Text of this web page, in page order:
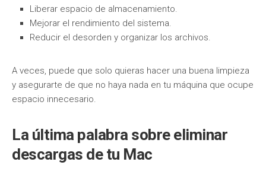
Liberar espacio de almacenamiento.
Mejorar el rendimiento del sistema.
Reducir el desorden y organizar los archivos.
A veces, puede que solo quieras hacer una buena limpieza
y asegurarte de que no haya nada en tu máquina que ocupe
espacio innecesario.
La última palabra sobre eliminar
descargas de tu Mac